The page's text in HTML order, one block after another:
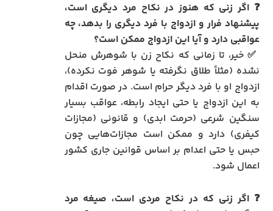
❓ اگر زنی که هنوز در نکاح مرد دیگری است،
پیشنهاد فرار و ازدواج با فرد دیگری را بدهد، چه
عواقبی دارد و آیا این ازدواج ممکن است؟
✅ خیر، تا زمانی که نکاح زن با شوهرش منحل
نشده (مثلاً طلاق نگرفته یا شوهر فوت نکرده)،
ازدواج او با فرد دیگر حرام است. در صورت اقدام
به این ازدواج یا حتی ایجاد رابطه، عواقب بسیار
سنگین شرعی (حرمت ابدی) و قانونی (مجازات
کیفری) دارد و ممکن است مجازات‌هایی چون
حبس یا حتی اعدام بر اساس قوانین جاری کشور
اعمال شود.
❓ اگر زنی که در نکاح مردی است، صیغه مرد